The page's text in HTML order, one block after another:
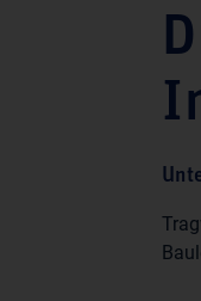
Tragwerksplanung, Gutachten, Wärmeschutz, Schallschutz,